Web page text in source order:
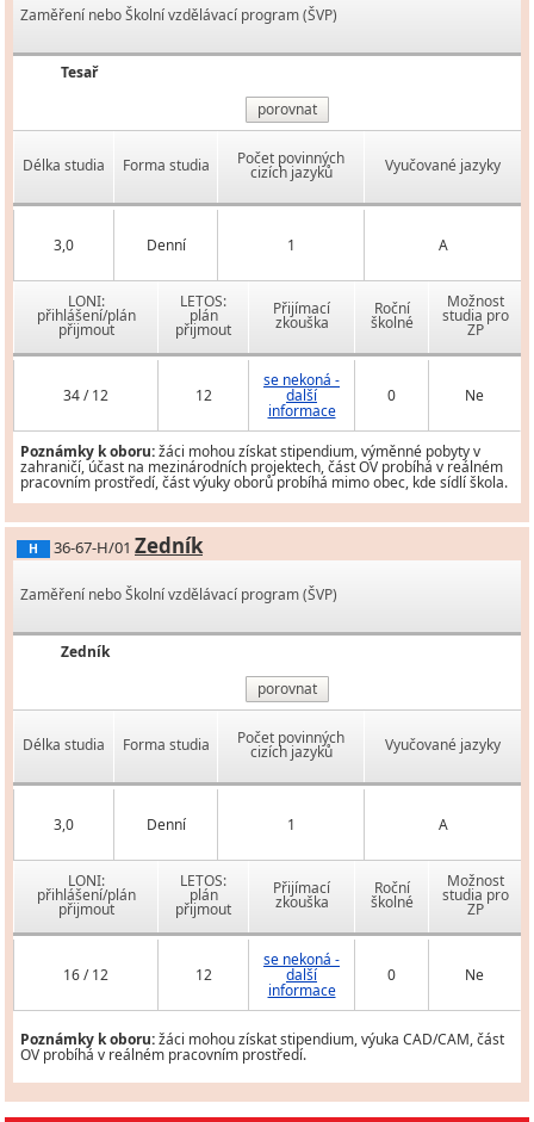
Zaměření nebo Školní vzdělávací program (ŠVP)
Tesař
porovnat
Délka studia Forma studia Počet povinných
cizích jazyků Vyučované jazyky
3,0 Denní 1 A
LONI:
přihlášení/plán
přijmout
LETOS:
plán
přijmout
Přijímací
zkouška
Roční
školné
Možnost
studia pro
ZP
34 / 12 12
se nekoná -
další
informace
0 Ne
Poznámky k oboru:žáci mohou získat stipendium, výměnné pobyty v
zahraničí, účast na mezinárodních projektech, část OV probíhá v reálném
pracovním prostředí, část výuky oborů probíhá mimo obec, kde sídlí škola.
H 36-67-H/01 Zedník
Zaměření nebo Školní vzdělávací program (ŠVP)
Zedník
porovnat
Délka studia Forma studia Počet povinných
cizích jazyků Vyučované jazyky
3,0 Denní 1 A
LONI:
přihlášení/plán
přijmout
LETOS:
plán
přijmout
Přijímací
zkouška
Roční
školné
Možnost
studia pro
ZP
16 / 12 12
se nekoná -
další
informace
0 Ne
Poznámky k oboru:žáci mohou získat stipendium, výuka CAD/CAM, část
OV probíhá v reálném pracovním prostředí.